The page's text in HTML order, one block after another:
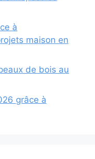
à
maison en
de bois au
grâce à